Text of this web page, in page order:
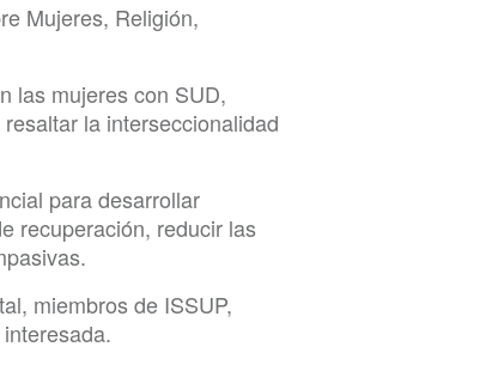
Mujeres, Religión,
las mujeres con SUD,
la interseccionalidad
para desarrollar
recuperación, reducir las
miembros de ISSUP,